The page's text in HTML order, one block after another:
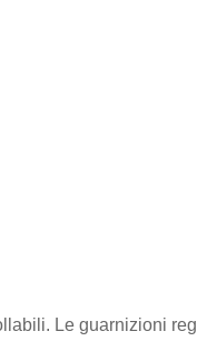
Le guarnizioni